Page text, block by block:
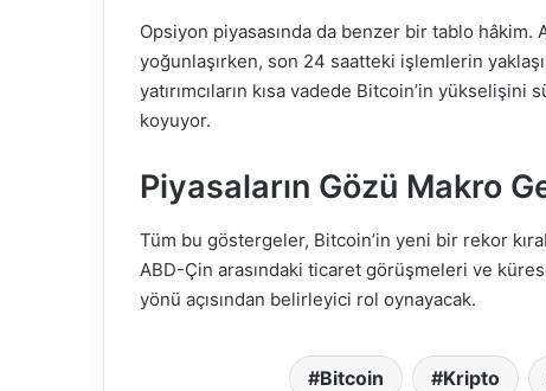
Opsiyon piyasasında da benzer bir tablo hâkim.
yoğunlaşırken, son 24 saatteki işlemlerin
yatırımcıların kısa vadede Bitcoin’in
koyuyor.
Piyasaların Gözü Makro
Tüm bu göstergeler, Bitcoin’in yeni bir rekor
ABD-Çin arasındaki ticaret görüşmeleri ve
yönü açısından belirleyici rol oynayacak.
Bitcoin Kripto